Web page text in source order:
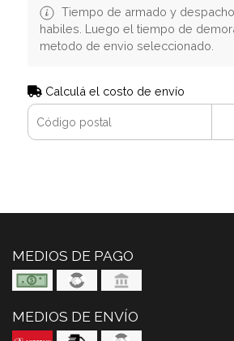
Tiempo de armado y
habiles. Luego el tiempo de
metodo de envio seleccionado.
Calculá el costo de envío
MEDIOS DE PAGO
MEDIOS DE ENVÍO